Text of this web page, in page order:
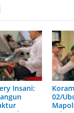
Insani:
02/